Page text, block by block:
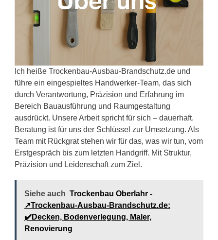
Ich heiße Trockenbau-Ausbau-Brandschutz.de und
führe ein eingespieltes Handwerker-Team, das sich
durch Verantwortung, Präzision und Erfahrung im
Bereich Bauausführung und Raumgestaltung
ausdrückt. Unsere Arbeit spricht für sich – dauerhaft.
Beratung ist für uns der Schlüssel zur Umsetzung. Als
Team mit Rückgrat stehen wir für das, was wir tun, vom
Erstgespräch bis zum letzten Handgriff. Mit Struktur,
Präzision und Leidenschaft zum Ziel.
Siehe auch Trockenbau Oberlahr -
↗️Trockenbau-Ausbau-Brandschutz.de:
✔️Decken, Bodenverlegung, Maler,
Renovierung